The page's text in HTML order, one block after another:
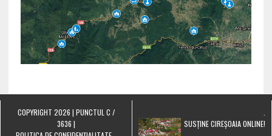
COPYRIGHT 2026 | PUNCTUL C /
3636 |
SUSȚINE CIREȘOAIA ONLINE!